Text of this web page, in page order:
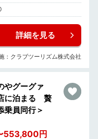
詳細を見る
：クラブツーリズム株式会社
やグーグァ
に泊まる 贅
員同行＞
553,800円